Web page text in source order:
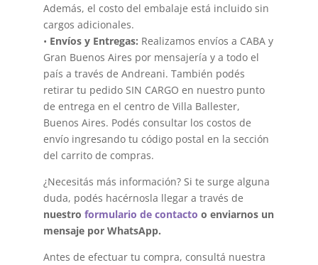
Además, el costo del embalaje está incluido sin
cargos adicionales.
• Envíos y Entregas: Realizamos envíos a CABA y
Gran Buenos Aires por mensajería y a todo el
país a través de Andreani. También podés
retirar tu pedido SIN CARGO en nuestro punto
de entrega en el centro de Villa Ballester,
Buenos Aires. Podés consultar los costos de
envío ingresando tu código postal en la sección
del carrito de compras.
¿Necesitás más información? Si te surge alguna
duda, podés hacérnosla llegar a través de
nuestro formulario de contacto o enviarnos un
mensaje por WhatsApp.
Antes de efectuar tu compra, consultá nuestra